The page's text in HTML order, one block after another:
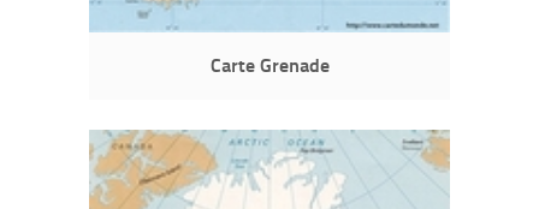
Carte Grenade